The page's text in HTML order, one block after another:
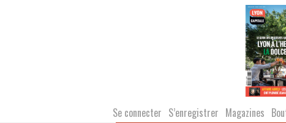
Se connecter S’enregistrer Magazines